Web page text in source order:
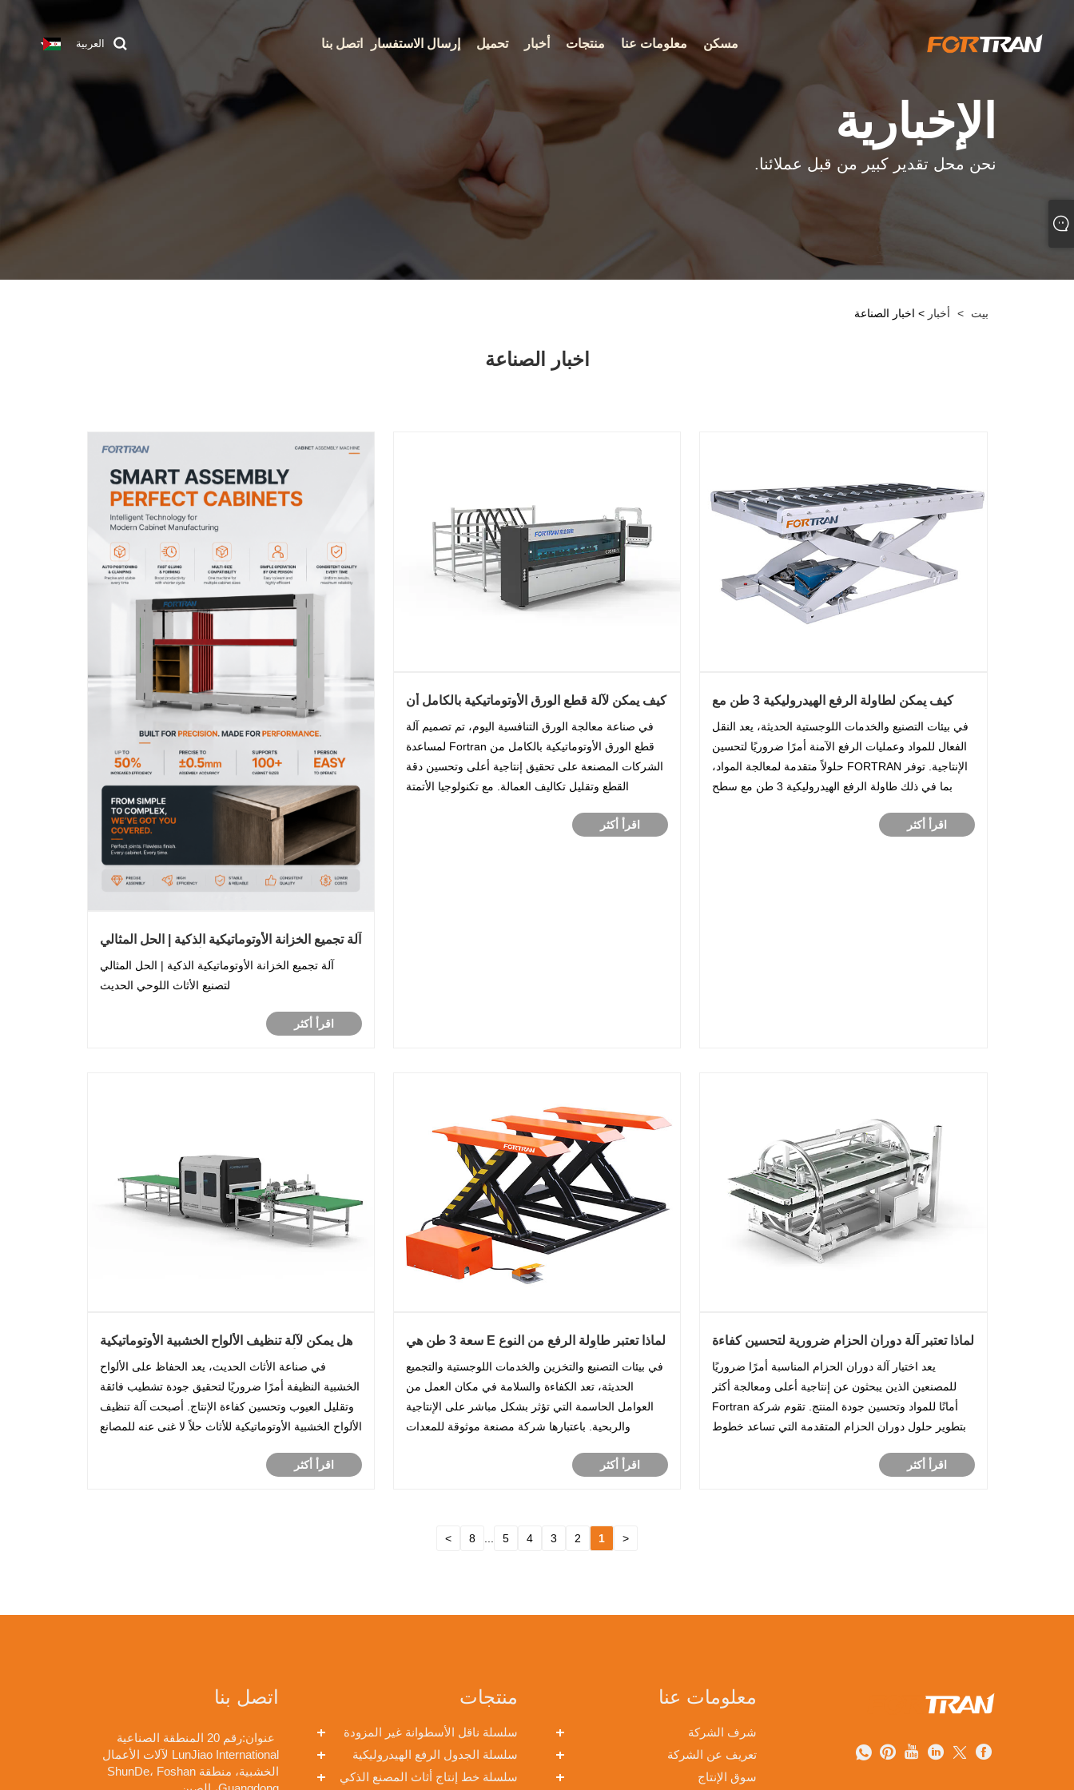
مسكن معلومات عنا منتجات أخبار تحميل إرسال الاستفسار اتصل بنا العربية
الإخبارية
نحن محل تقدير كبير من قبل عملائنا.
بيت > أخبار > اخبار الصناعة
اخبار الصناعة
كيف يمكن لطاولة الرفع الهيدروليكية 3 طن مع
معالجة المواد الصناعية
في بيئات التصنيع والخدمات اللوجستية الحديثة، يعد النقل
الفعال للمواد وعمليات الرفع الآمنة أمرًا ضروريًا لتحسين
الإنتاجية. توفر FORTRAN حلولاً متقدمة لمعالجة المواد،
بما في ذلك طاولة الرفع الهيدروليكية 3 طن مع سطح
الأحمال الثقيلة، وتعديل الارتفاع، و......
اقرأ أكثر
كيف يمكن لآلة قطع الورق الأوتوماتيكية بالكامل أن
في صناعة معالجة الورق التنافسية اليوم، تم تصميم آلة
قطع الورق الأوتوماتيكية بالكامل من Fortran لمساعدة
الشركات المصنعة على تحقيق إنتاجية أعلى وتحسين دقة
القطع وتقليل تكاليف العمالة. مع تكنولوجيا الأتمتة
هذه الآلة حلاً فعالاً للشركات التي تبحث عن ......اقرأ أكثر
آلة تجميع الخزانة الأوتوماتيكية الذكية | الحل المثالي
آلة تجميع الخزانة الأوتوماتيكية الذكية | الحل المثالي
لتصنيع الأثاث اللوحي الحديث
اقرأ أكثر
لماذا تعتبر آلة دوران الحزام ضرورية لتحسين كفاءة
التعامل مع اللوحة
يعد اختيار آلة دوران الحزام المناسبة أمرًا ضروريًا
للمصنعين الذين يبحثون عن إنتاجية أعلى ومعالجة أكثر
أمانًا للمواد وتحسين جودة المنتج. تقوم شركة Fortran
بتطوير حلول دوران الحزام المتقدمة التي تساعد خطوط
على تحقيق التقليب التلقائي للألواح بزاو......اقرأ أكثر
لماذا تعتبر طاولة الرفع من النوع E سعة 3 طن هي
في بيئات التصنيع والتخزين والخدمات اللوجستية والتجميع
الحديثة، تعد الكفاءة والسلامة في مكان العمل من
العوامل الحاسمة التي تؤثر بشكل مباشر على الإنتاجية
والربحية. باعتبارها شركة مصنعة موثوقة للمعدات
اقرأ أكثر
هل يمكن لآلة تنظيف الألواح الخشبية الأوتوماتيكية
في صناعة الأثاث الحديث، يعد الحفاظ على الألواح
الخشبية النظيفة أمرًا ضروريًا لتحقيق جودة تشطيب فائقة
وتقليل العيوب وتحسين كفاءة الإنتاج. أصبحت آلة تنظيف
الألواح الخشبية الأوتوماتيكية للأثاث حلاً لا غنى عنه للمصانع
اقرأ أكثر
<
1
2
3
4
5
...
8
>
معلومات عنا
شرف الشركة
تعريف عن الشركة
سوق الإنتاج
منتجات
سلسلة ناقل الأسطوانة غير المزودة
بالطاقة
سلسلة الجدول الرفع الهيدروليكية
نوع المقص
سلسلة خط إنتاج أثاث المصنع الذكي
اتصل بنا
عنوان:
رقم 20 المنطقة الصناعية
LunJiao International لآلات الأعمال
الخشبية، منطقة ShunDe، Foshan